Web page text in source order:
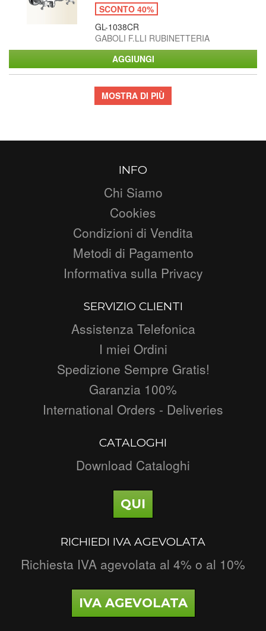
SCONTO 40%
GL-1038CR
GABOLI F.LLI RUBINETTERIA
MOSTRA DI PIÙ
INFO
Chi Siamo
Cookies
Condizioni di Vendita
Metodi di Pagamento
Informativa sulla Privacy
SERVIZIO CLIENTI
Assistenza Telefonica
I miei Ordini
Spedizione Sempre Gratis!
Garanzia 100%
International Orders - Deliveries
CATALOGHI
Download Cataloghi
QUI
RICHIEDI IVA AGEVOLATA
Richiesta IVA agevolata al 4% o al 10%
IVA AGEVOLATA